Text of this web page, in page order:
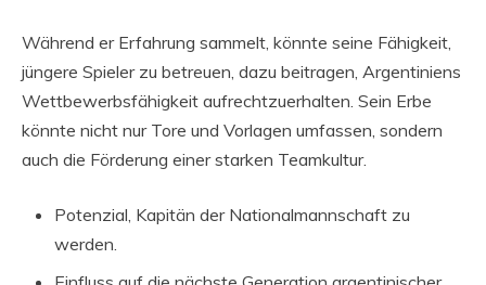
Während er Erfahrung sammelt, könnte seine Fähigkeit,
jüngere Spieler zu betreuen, dazu beitragen, Argentiniens
Wettbewerbsfähigkeit aufrechtzuerhalten. Sein Erbe
könnte nicht nur Tore und Vorlagen umfassen, sondern
auch die Förderung einer starken Teamkultur.
Potenzial, Kapitän der Nationalmannschaft zu
werden.